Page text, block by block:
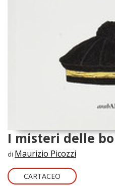
I misteri delle
di Maurizio Picozzi
CARTACEO